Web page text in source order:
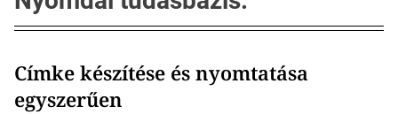
Címke készítése és nyomtatása
egyszerűen